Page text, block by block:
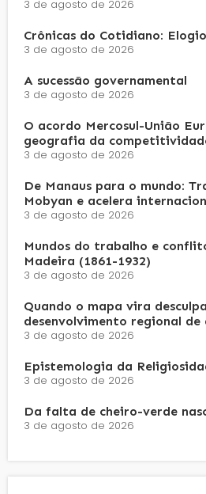
3 de agosto de 2026
Crônicas do Cotidiano:
3 de agosto de 2026
A sucessão governamental
3 de agosto de 2026
O acordo Mercosul-União
geografia da
3 de agosto de 2026
De Manaus para o mundo:
Mobyan e acelera
3 de agosto de 2026
Mundos do trabalho e
Madeira (1861-1932)
3 de agosto de 2026
Quando o mapa vira
desenvolvimento regional de
3 de agosto de 2026
Epistemologia da
3 de agosto de 2026
Da falta de cheiro-verde
3 de agosto de 2026